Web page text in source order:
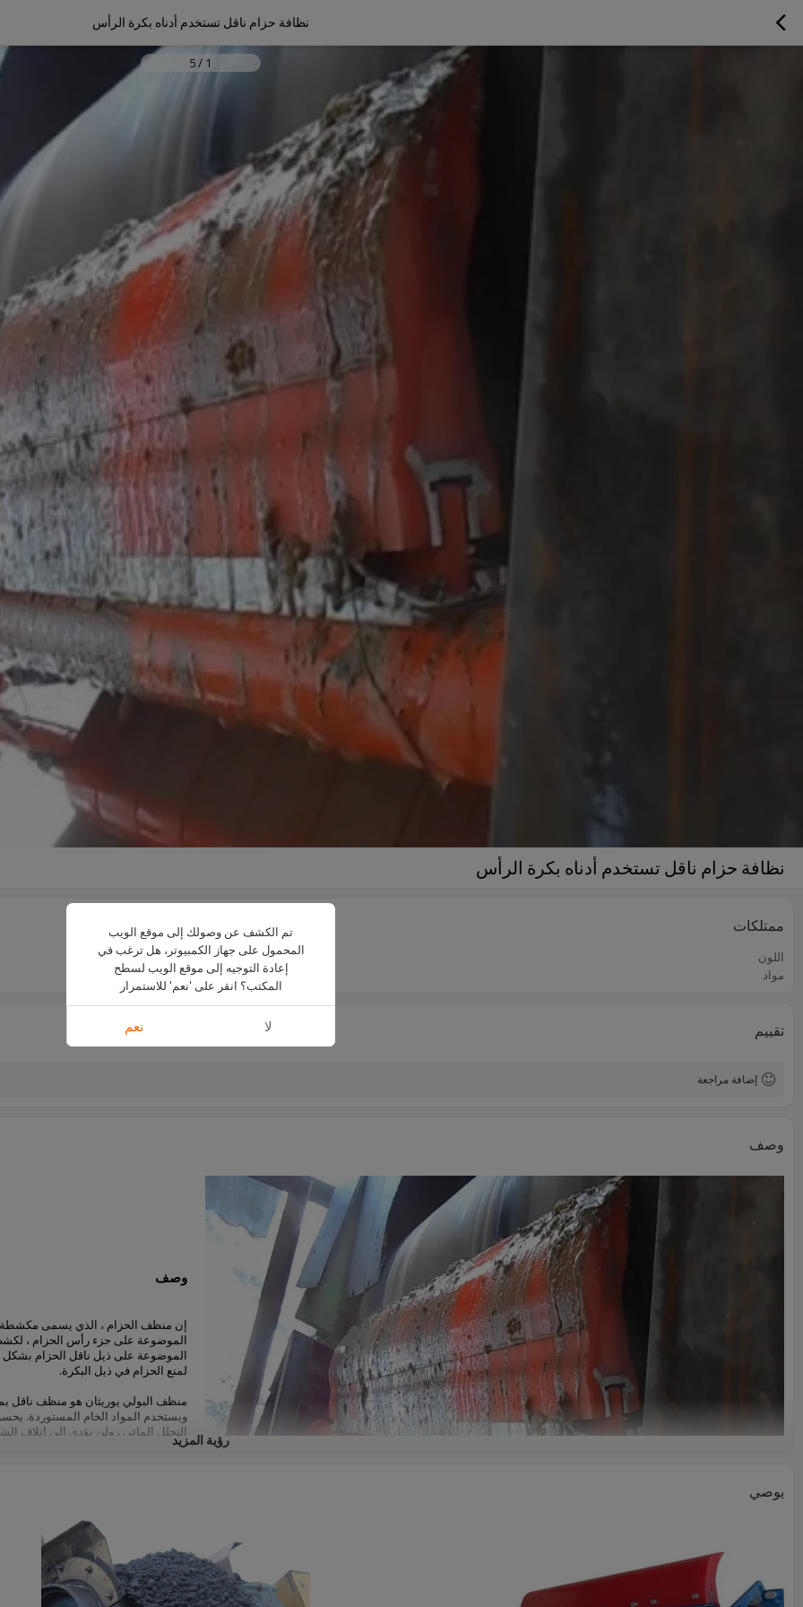
نظافة حزام ناقل تستخدم أدناه بكرة الرأس
1
/
5
نظافة حزام ناقل تستخدم أدناه بكرة الرأس
ممتلكات
اللون حسب الطلب
مواد البولي يوريثين
تقييم
إضافة مراجعة
وصف
وصف
إن منظف الحزام ، الذي يسمى مكشطة
الموضوعة على جزء رأس الحزام ،
الموضوعة على ذيل ناقل الحزام
لمنع الحزام في ذيل البكرة.
منظف البولي يوريثان هو منظف ناقل
ويستخدم المواد الخام المستوردة.
التحلل المائي ، ولن يؤدي إلى
نابض الكربون. عندما يقفز التآكل أو
وظيفة حزام نظافة
رؤية المزيد
يوصي
تم الكشف عن وصولك إلى موقع الويب
المحمول على جهاز الكمبيوتر، هل ترغب في
إعادة التوجيه إلى موقع الويب لسطح
المكتب؟ انقر على 'نعم' للاستمرار
لا نعم